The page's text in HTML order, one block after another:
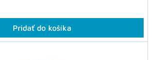
Pridať do košíka